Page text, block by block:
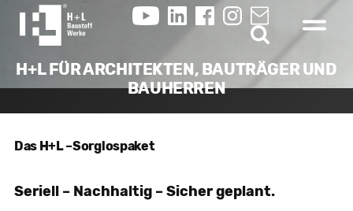
H+L FÜR ARCHITEKTEN, BAUTRÄGER UND
BAUHERREN
Das H+L –Sorglospaket
Seriell – Nachhaltig – Sicher geplant.